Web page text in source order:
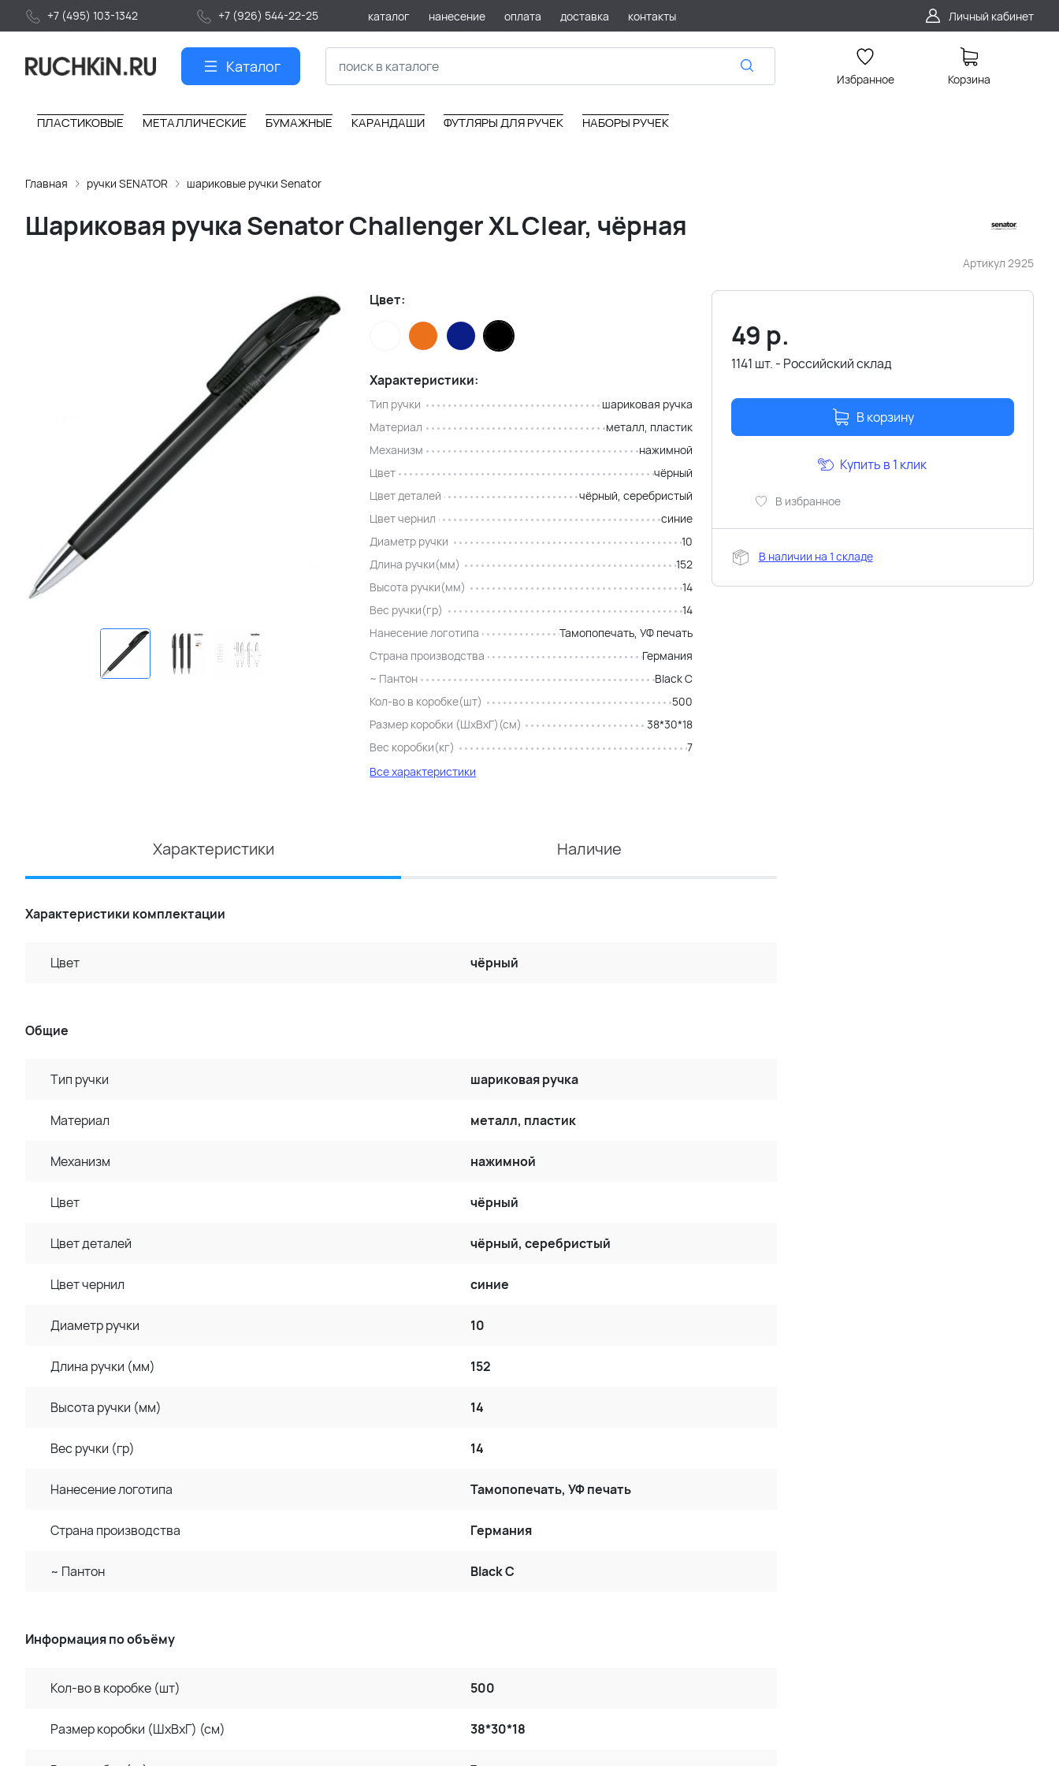
+7 (495) 103-1342 +7 (926) 544-22-25 каталог нанесение оплата доставка контакты Личный кабинет
Каталог
Избранное Корзина
ПЛАСТИКОВЫЕ МЕТАЛЛИЧЕСКИЕ БУМАЖНЫЕ КАРАНДАШИ ФУТЛЯРЫ ДЛЯ РУЧЕК НАБОРЫ РУЧЕК
Главная ручки SENATOR шариковые ручки Senator
Артикул 2925
Шариковая ручка Senator Challenger XL Clear, чёрная
Цвет:
Характеристики:
Тип ручки
шариковая ручка
Материал
металл, пластик
Механизм
нажимной
Цвет
чёрный
Цвет деталей
чёрный, серебристый
Цвет чернил
синие
Диаметр ручки
10
Длина ручки(мм)
152
Высота ручки(мм)
14
Вес ручки(гр)
14
Нанесение логотипа
Тамопопечать, УФ печать
Страна производства
Германия
~ Пантон
Black C
Кол-во в коробке(шт)
500
Размер коробки (ШхВхГ)(см)
38*30*18
Вес коробки(кг)
7
Все характеристики
49 р.
1141 шт. - Российский склад
В корзину
В избранное
Купить в 1 клик
В наличии на 1 складе
Характеристики Наличие
Характеристики комплектации
Цвет чёрный
Общие
Тип ручки шариковая ручка
Материал металл, пластик
Механизм нажимной
Цвет чёрный
Цвет деталей чёрный, серебристый
Цвет чернил синие
Диаметр ручки 10
Длина ручки (мм) 152
Высота ручки (мм) 14
Вес ручки (гр) 14
Нанесение логотипа Тамопопечать, УФ печать
Страна производства Германия
~ Пантон Black C
Информация по объёму
Кол-во в коробке (шт) 500
Размер коробки (ШхВхГ) (см) 38*30*18